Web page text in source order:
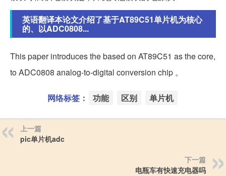
英语翻译本论文介绍了基于AT89C51单片机为核心
的、以ADC0808...
This paper introduces the based on AT89C51 as the core,
to ADC0808 analog-to-digital conversion chip 。
网络标签： 功能 区别 单片机
上一篇
pic单片机adc
下一篇
电瓶车有快速充电器吗